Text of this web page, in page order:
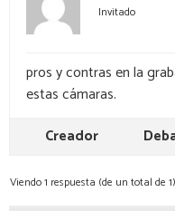
Invitado
pros y contras en la
estas cámaras.
Creador
Viendo 1 respuesta (de un total de 1)